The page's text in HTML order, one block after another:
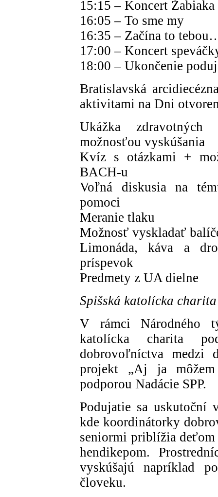
15:15 – Koncert
16:05 – To sme my
16:35 – Začína to
17:00 – Koncert
18:00 – Ukončenie
Bratislavská
aktivitami na Dni
Ukážka
možnosťou vyskúšania
Kvíz s otázkami +
BACH-u
Voľná diskusia na
pomoci
Meranie tlaku
Možnosť vyskladať
Limonáda, káva a
príspevok
Predmety z UA dielne
Spišská katolícka charita
V rámci Národného
katolícka charita
dobrovoľníctva medzi
projekt „Aj ja
podporou Nadácie SPP.
Podujatie sa uskutoční
kde koordinátorky
seniormi priblížia
hendikepom.
vyskúšajú napríklad
človeku.